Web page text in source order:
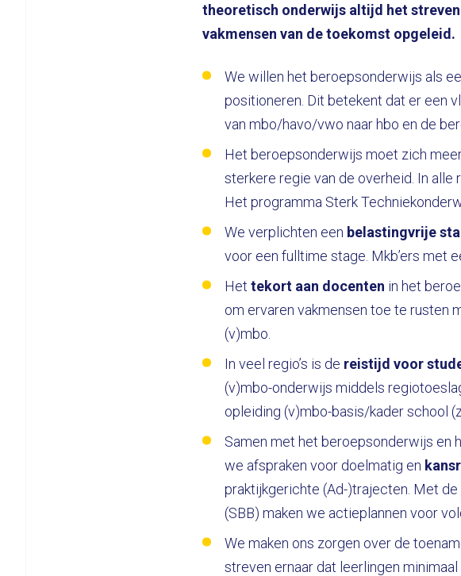
theoretisch onderwijs altijd het
vakmensen van de toekomst opgeleid.
We willen het beroepsonderwijs als
positioneren. Dit betekent dat er een
van mbo/havo/vwo naar hbo en de
Het beroepsonderwijs moet zich
sterkere regie van de overheid. In alle
Het programma Sterk
We verplichten een belastingvrije
voor een fulltime stage. Mkb’ers met
Hettekort aan docenten in het
om ervaren vakmensen toe te rusten
(v)mbo.
In veel regio’s is de reistijd voor
(v)mbo-onderwijs middels
opleiding (v)mbo-basis/kader school
Samen met het beroepsonderwijs en
we afspraken voor doelmatig en
praktijkgerichte (Ad-)trajecten. Met
(SBB) maken we actieplannen voor
We maken ons zorgen over de
streven ernaar dat leerlingen